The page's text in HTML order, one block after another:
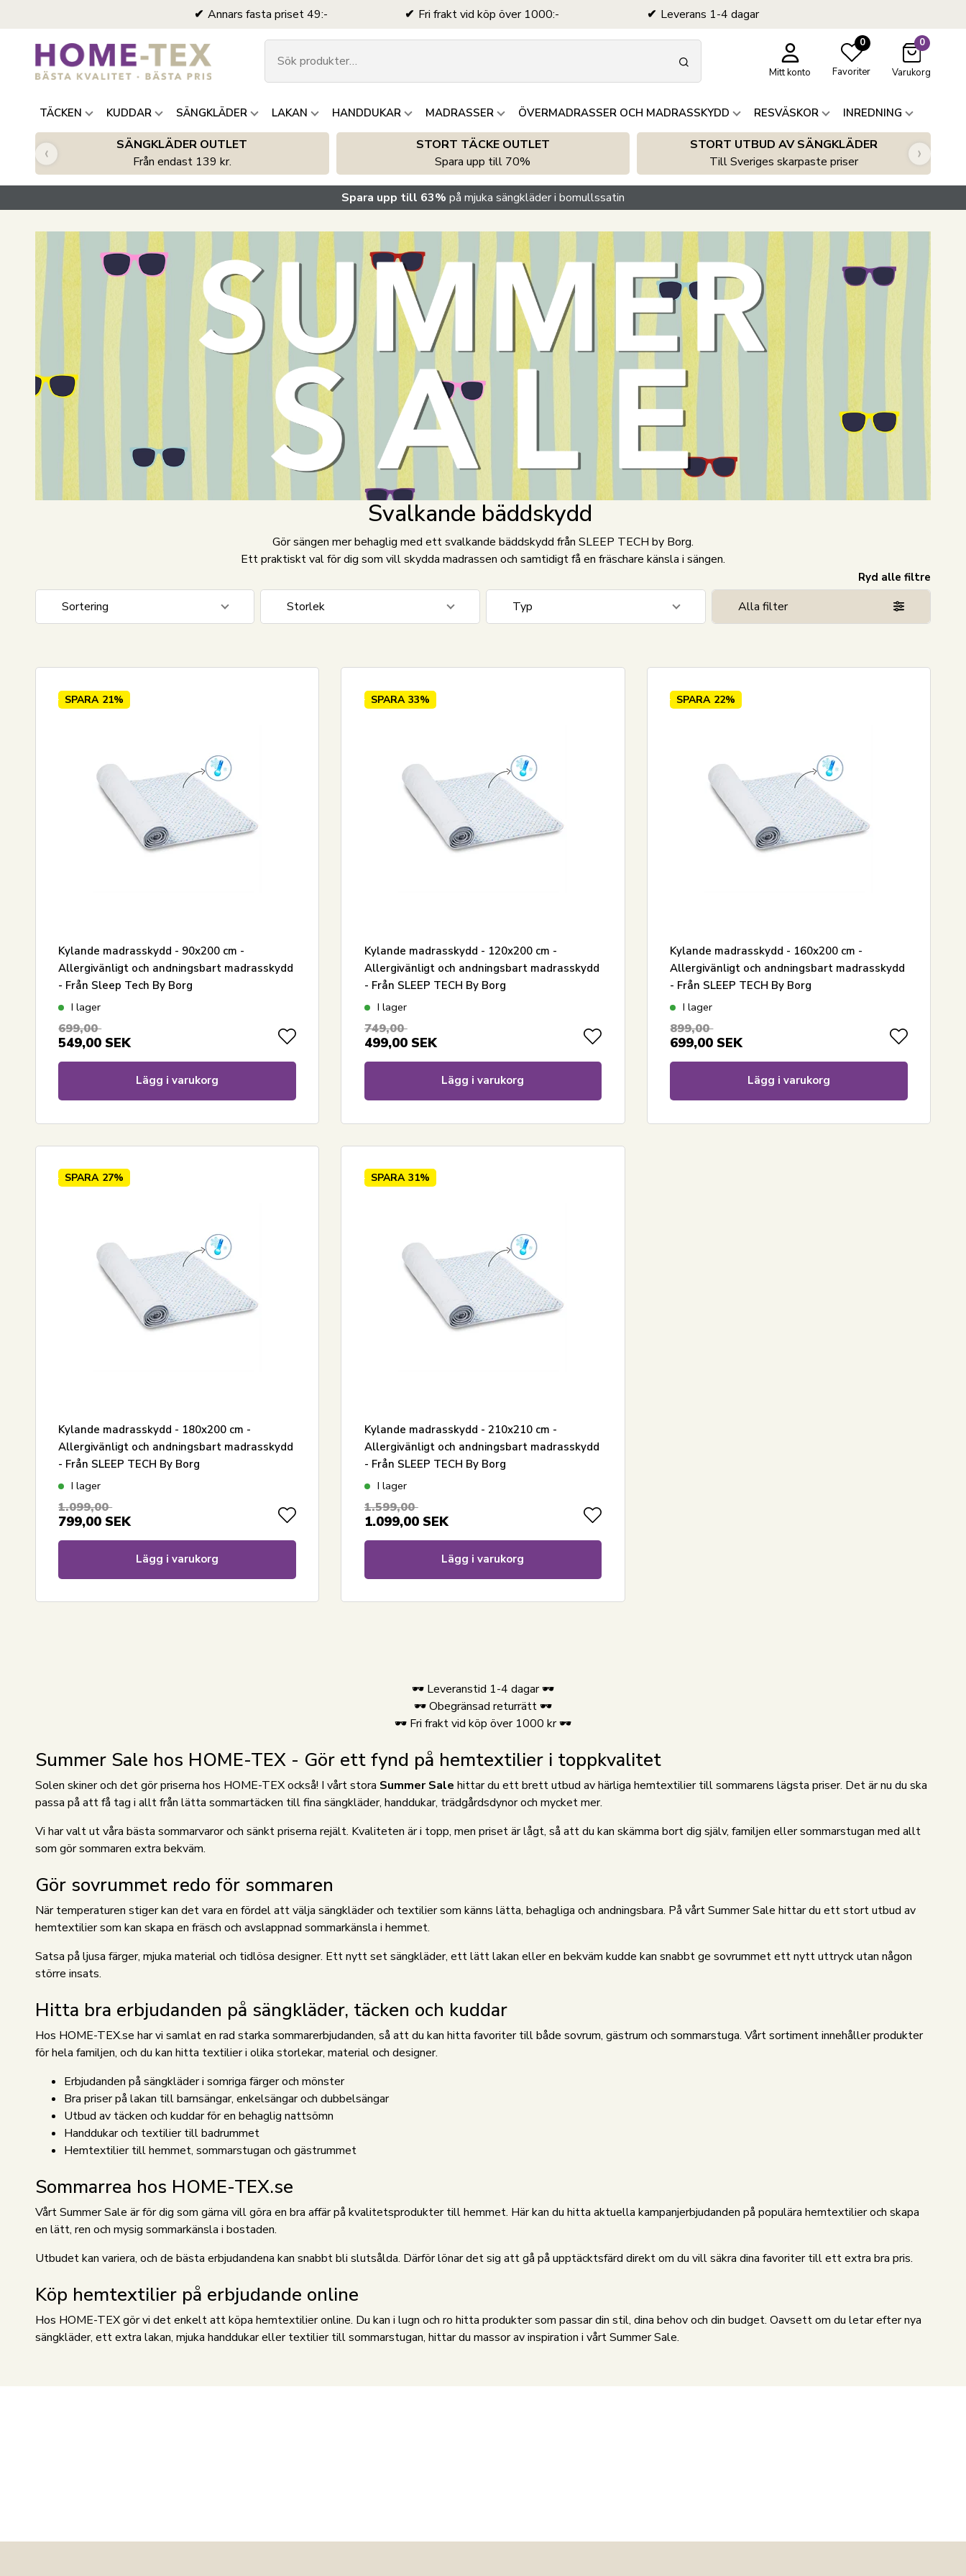
Annars fasta priset 49:- Fri frakt vid köp över 1000:- Leverans 1-4 dagar
Mitt konto
0
Favoriter
0
Varukorg
TÄCKEN KUDDAR SÄNGKLÄDER LAKAN HANDDUKAR MADRASSER ÖVERMADRASSER OCH MADRASSKYDD RESVÄSKOR INREDNING
SÄNGKLÄDER OUTLET
Från endast 139 kr.
STORT TÄCKE OUTLET
Spara upp till 70%
STORT UTBUD AV SÄNGKLÄDER
Till Sveriges skarpaste priser
‹ ›
Spara upp till 63% på mjuka sängkläder i bomullssatin
Svalkande bäddskydd
Gör sängen mer behaglig med ett svalkande bäddskydd från SLEEP TECH by Borg.
Ett praktiskt val för dig som vill skydda madrassen och samtidigt få en fräschare känsla i sängen.
Ryd alle filtre
Sortering
Nyaste
Storlek
Typ
Alla filter
SPARA 21%
Kylande madrasskydd - 90x200 cm -
Allergivänligt och andningsbart madrasskydd
- Från Sleep Tech By Borg
I lager
699,00
549,00 SEK
Lägg i varukorg
SPARA 33%
Kylande madrasskydd - 120x200 cm -
Allergivänligt och andningsbart madrasskydd
- Från SLEEP TECH By Borg
I lager
749,00
499,00 SEK
Lägg i varukorg
SPARA 22%
Kylande madrasskydd - 160x200 cm -
Allergivänligt och andningsbart madrasskydd
- Från SLEEP TECH By Borg
I lager
899,00
699,00 SEK
Lägg i varukorg
SPARA 27%
Kylande madrasskydd - 180x200 cm -
Allergivänligt och andningsbart madrasskydd
- Från SLEEP TECH By Borg
I lager
1.099,00
799,00 SEK
Lägg i varukorg
SPARA 31%
Kylande madrasskydd - 210x210 cm -
Allergivänligt och andningsbart madrasskydd
- Från SLEEP TECH By Borg
I lager
1.599,00
1.099,00 SEK
Lägg i varukorg
🕶️ Leveranstid 1-4 dagar 🕶️
🕶️ Obegränsad returrätt 🕶️
🕶️ Fri frakt vid köp över 1000 kr 🕶️
Summer Sale hos HOME-TEX - Gör ett fynd på hemtextilier i toppkvalitet
Solen skiner och det gör priserna hos HOME-TEX också! I vårt stora Summer Sale hittar du ett brett utbud av härliga hemtextilier till sommarens lägsta priser. Det är nu du ska
passa på att få tag i allt från lätta sommartäcken till fina sängkläder, handdukar, trädgårdsdynor och mycket mer.
Vi har valt ut våra bästa sommarvaror och sänkt priserna rejält. Kvaliteten är i topp, men priset är lågt, så att du kan skämma bort dig själv, familjen eller sommarstugan med allt
som gör sommaren extra bekväm.
Gör sovrummet redo för sommaren
När temperaturen stiger kan det vara en fördel att välja sängkläder och textilier som känns lätta, behagliga och andningsbara. På vårt Summer Sale hittar du ett stort utbud av
hemtextilier som kan skapa en fräsch och avslappnad sommarkänsla i hemmet.
Satsa på ljusa färger, mjuka material och tidlösa designer. Ett nytt set sängkläder, ett lätt lakan eller en bekväm kudde kan snabbt ge sovrummet ett nytt uttryck utan någon
större insats.
Hitta bra erbjudanden på sängkläder, täcken och kuddar
Hos HOME-TEX.se har vi samlat en rad starka sommarerbjudanden, så att du kan hitta favoriter till både sovrum, gästrum och sommarstuga. Vårt sortiment innehåller produkter
för hela familjen, och du kan hitta textilier i olika storlekar, material och designer.
Erbjudanden på sängkläder i somriga färger och mönster
Bra priser på lakan till barnsängar, enkelsängar och dubbelsängar
Utbud av täcken och kuddar för en behaglig nattsömn
Handdukar och textilier till badrummet
Hemtextilier till hemmet, sommarstugan och gästrummet
Sommarrea hos HOME-TEX.se
Vårt Summer Sale är för dig som gärna vill göra en bra affär på kvalitetsprodukter till hemmet. Här kan du hitta aktuella kampanjerbjudanden på populära hemtextilier och skapa
en lätt, ren och mysig sommarkänsla i bostaden.
Utbudet kan variera, och de bästa erbjudandena kan snabbt bli slutsålda. Därför lönar det sig att gå på upptäcktsfärd direkt om du vill säkra dina favoriter till ett extra bra pris.
Köp hemtextilier på erbjudande online
Hos HOME-TEX gör vi det enkelt att köpa hemtextilier online. Du kan i lugn och ro hitta produkter som passar din stil, dina behov och din budget. Oavsett om du letar efter nya
sängkläder, ett extra lakan, mjuka handdukar eller textilier till sommarstugan, hittar du massor av inspiration i vårt Summer Sale.